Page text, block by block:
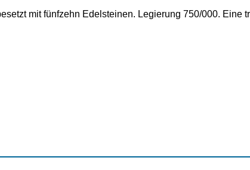
mit fünfzehn Edelsteinen. Legierung 750/000. Eine